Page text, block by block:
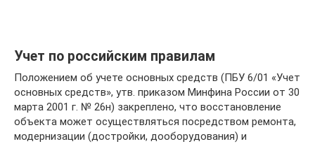
Учет по российским правилам
Положением об учете основных средств (ПБУ 6/01 «Учет
основных средств», утв. приказом Минфина России от 30
марта 2001 г. № 26н) закреплено, что восстановле­ние
объекта может осуществляться посред­ством ремонта,
модернизации (достройки, дооборудования) и